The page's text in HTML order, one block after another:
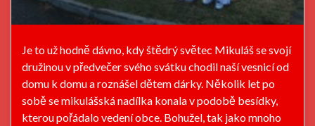
Je to už hodně dávno, kdy štědrý světec Mikuláš se svojí
družinou v předvečer svého svátku chodil naší vesnicí od
domu k domu a roznášel dětem dárky. Několik let po
sobě se mikulášská nadílka konala v podobě besídky,
kterou pořádalo vedení obce. Bohužel, tak jako mnoho